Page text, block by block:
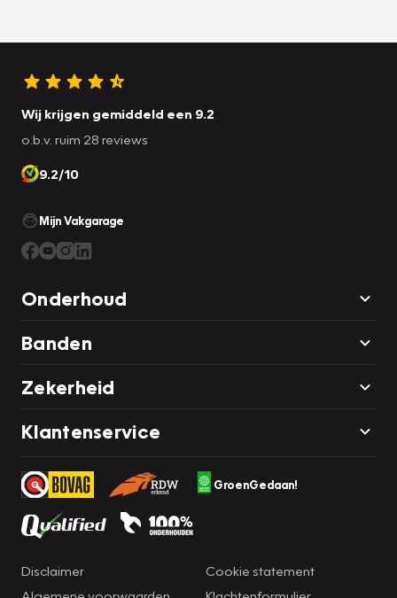
Wij krijgen gemiddeld een 9.2
o.b.v. ruim 28 reviews
9.2/10
Mijn Vakgarage
Onderhoud
Banden
Zekerheid
Klantenservice
GroenGedaan!
Disclaimer
Cookie statement